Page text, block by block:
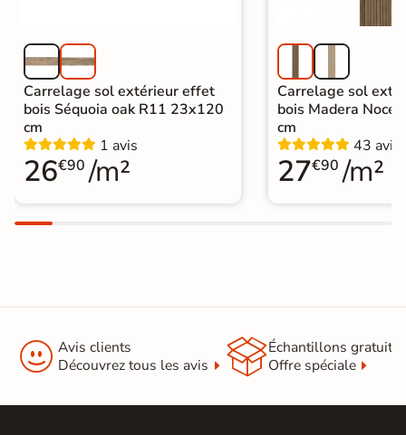
Carrelage sol extérieur effet
bois Séquoia oak R11 23x120
cm
1 avis
26€90 /m²
Carrelage sol
bois Madera Noce
cm
43 avis
27€90 /m²
 Avis clients
Découvrez tous les avis
Échantillons gratuit
Offre spéciale